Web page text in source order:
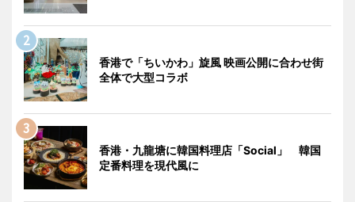
香港で「ちいかわ」旋風 映画公開に合わせ街
全体で大型コラボ
香港・九龍塘に韓国料理店「Social」 韓国
定番料理を現代風に